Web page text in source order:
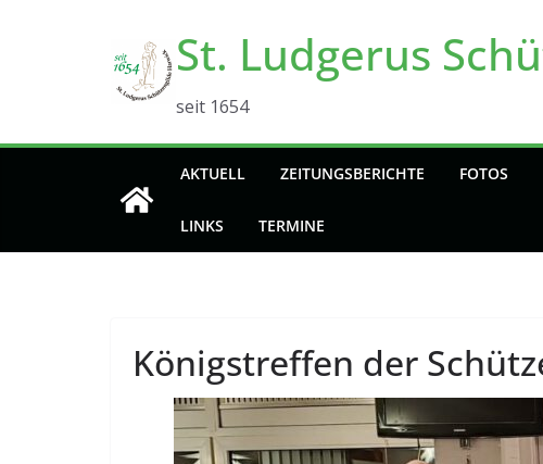
St. Ludgerus
seit 1654
AKTUELL ZEITUNGSBERICHTE FOTOS
LINKS TERMINE
Königstreffen der